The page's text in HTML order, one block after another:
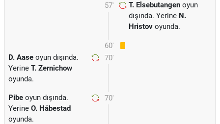
57'
T. Elsebutangen oyun
dışında. Yerine N.
Hristov oyunda.
60'
70'
D. Aase oyun dışında.
Yerine T. Zernichow
oyunda.
70'
Pibe oyun dışında.
Yerine O. Håbestad
oyunda.